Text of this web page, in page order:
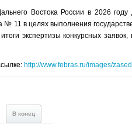
Востока России в 2026
11 в целях выполнения
экспертизы конкурсных
http://www.febras.ru/images/
В конец